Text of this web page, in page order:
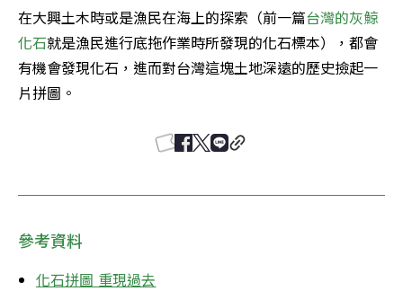
在大興土木時或是漁民在海上的探索（前一篇台灣的灰鯨
化石就是漁民進行底拖作業時所發現的化石標本），都會
有機會發現化石，進而對台灣這塊土地深遠的歷史撿起一
片拼圖。
參考資料
化石拼圖 重現過去